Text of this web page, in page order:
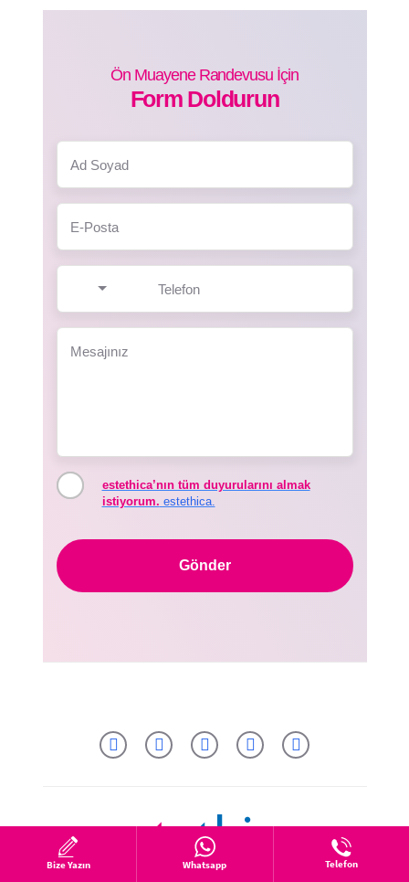
Ön Muayene Randevusu İçin
Form Doldurun
Ad Soyad
E-Posta
Telefon
Mesajınız
estethica’nın tüm duyurularını almak
istiyorum. estethica.
facebookinstagramtwitter youtubepinterest
Bize Yazın Whatsapp+90 549 791 99 03 Telefon0850 222 38 45
Bize Yazın Whatsapp Telefon